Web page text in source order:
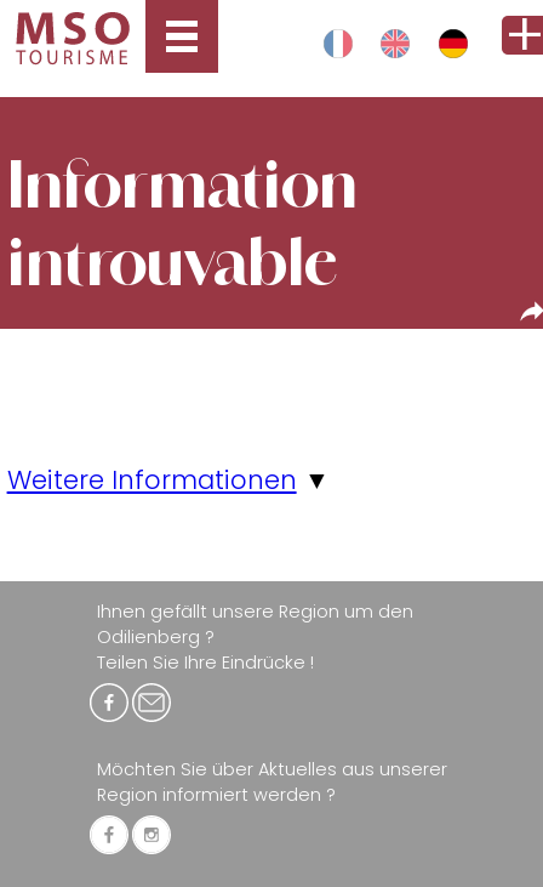
Information
introuvable
Weitere Informationen ▼
Ihnen gefällt unsere Region um den
Odilienberg ?
Teilen Sie Ihre Eindrücke !
Möchten Sie über Aktuelles aus unserer
Region informiert werden ?